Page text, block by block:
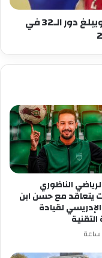
المغرب يهزم هايتي برباعية مثيرة ويبلغ دور الـ32 في
الناظوري
يتعاقد مع حسن ابن
لقيادة